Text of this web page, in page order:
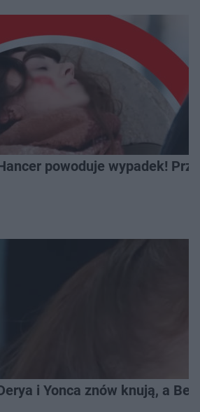
powoduje wypadek!
i Yonca znów knują, a